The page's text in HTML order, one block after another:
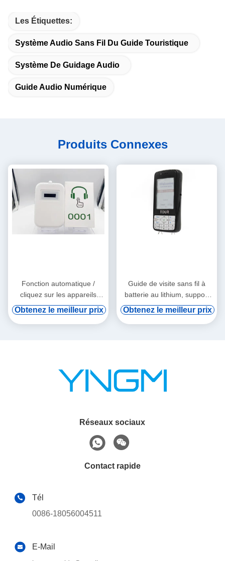
Les Étiquettes:
Système Audio Sans Fil Du Guide Touristique
Système De Guidage Audio
Guide Audio Numérique
Produits Connexes
Fonction automatique /
cliquez sur les appareils
audio tourne-tourne
Obtenez le meilleur prix
Guide de visite sans fil à
batterie au lithium, support
de vod numérique et
induction automatique
Obtenez le meilleur prix
Réseaux sociaux
Contact rapide
Tél
0086-18056004511
E-Mail